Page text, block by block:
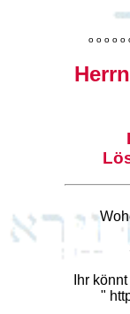
o o o o o
Ihr
"